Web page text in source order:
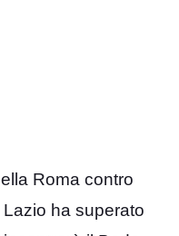
Roma contro
Lazio ha superato